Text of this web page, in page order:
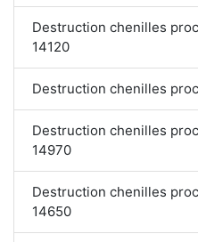
Destruction chenilles
14120
Destruction chenilles
Destruction chenilles
14970
Destruction chenilles
14650